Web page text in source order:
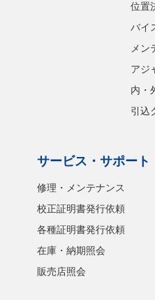
位置
バイ
メン
アジ
内・
引込
サービス・サポート
修理・メンテナンス
校正証明書発行依頼
各種証明書発行依頼
在庫・納期照会
販売店照会